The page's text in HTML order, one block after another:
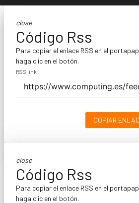
close
Código Rss
Para copiar el enlace RSS en el
haga clic en el botón.
RSS link
COPIAR
close
Código Rss
Para copiar el enlace RSS en el
haga clic en el botón.